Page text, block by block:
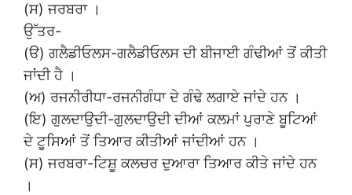
(ਸ) ਜਰਬਰਾ ।
ਉੱਤਰ-
(ੳ) ਗਲੈਡੀਓਲਸ-ਗਲੈਡੀਓਲਸ ਦੀ ਬੀਜਾਈ ਗੰਢੀਆਂ ਤੋਂ ਕੀਤੀ
ਜਾਂਦੀ ਹੈ ।
(ਅ) ਰਜਨੀਰੀਧਾ-ਰਜਨੀਗੰਧਾ ਦੇ ਗੰਢੇ ਲਗਾਏ ਜਾਂਦੇ ਹਨ ।
(ਇ) ਗੁਲਦਾਉਦੀ-ਗੁਲਦਾਉਦੀ ਦੀਆਂ ਕਲਮਾਂ ਪੁਰਾਣੇ ਬੂਟਿਆਂ
ਦੇ ਟੂਸਿਆਂ ਤੋਂ ਤਿਆਰ ਕੀਤੀਆਂ ਜਾਂਦੀਆਂ ਹਨ ।
(ਸ) ਜਰਬਰਾ-ਟਿਸ਼ੂ ਕਲਚਰ ਦੁਆਰਾ ਤਿਆਰ ਕੀਤੇ ਜਾਂਦੇ ਹਨ
।